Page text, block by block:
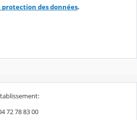
des données.
72 78 83 00